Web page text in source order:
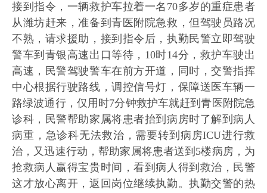
接到指令，一辆救护车拉着一名70多岁的重症患者
从潍坊赶来，准备到青医附院急救，但驾驶员路况
不熟，请求援助，接到指令后，执勤民警立即驾驶
警车到青银高速出口等待，10时14分，救护车驶出
高速，民警驾驶警车在前方开道，同时，交警指挥
中心根据行驶路线，调控信号灯，保障送医车辆一
路绿波通行，仅用时7分钟救护车就赶到青医附院急
诊科，民警帮助家属将患者抬到病房时了解到病人
病重，急诊科无法救治，需要转到病房ICU进行救
治，又迅速行动，帮助家属将患者送到5楼病房，为
抢救病人赢得宝贵时间，看到病人得到救治，民警
这才放心离开，返回岗位继续执勤。执勤交警的热